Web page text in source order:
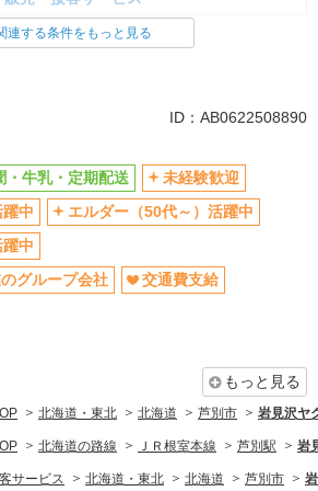
ープ会
交通費支給
連する条件をもっと見る
ID：AB0622508890
・牛乳・定期配送
未経験歓迎
中
エルダー（50代～）活躍中
中
グループ会社
交通費支給
もっと見る
北海道・東北 北海道 芦別市 岩見沢ヤ
北海道の路線 ＪＲ根室本線 芦別駅 岩
サービス 北海道・東北 北海道 芦別市